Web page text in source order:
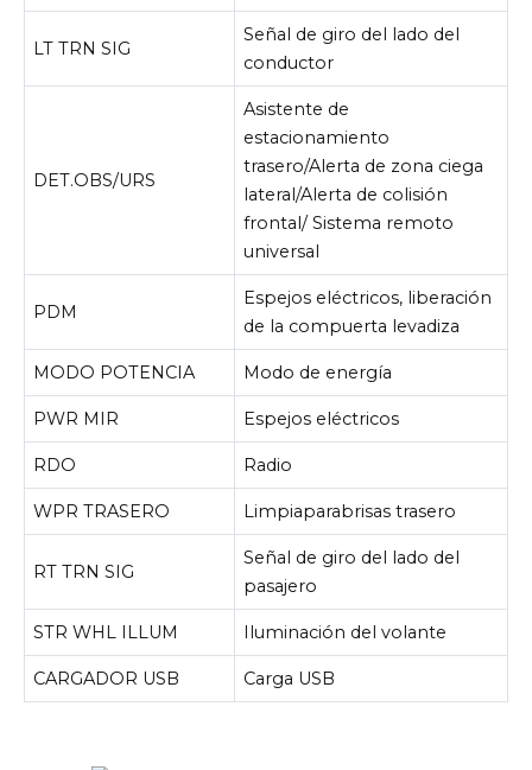
LT TRN SIG
Señal de giro del lado del
conductor
DET.OBS/URS
Asistente de
estacionamiento
trasero/Alerta de zona ciega
lateral/Alerta de colisión
frontal/ Sistema remoto
universal
PDM
Espejos eléctricos, liberación
de la compuerta levadiza
MODO POTENCIA Modo de energía
PWR MIR Espejos eléctricos
RDO Radio
WPR TRASERO Limpiaparabrisas trasero
RT TRN SIG
Señal de giro del lado del
pasajero
STR WHL ILLUM Iluminación del volante
CARGADOR USB Carga USB